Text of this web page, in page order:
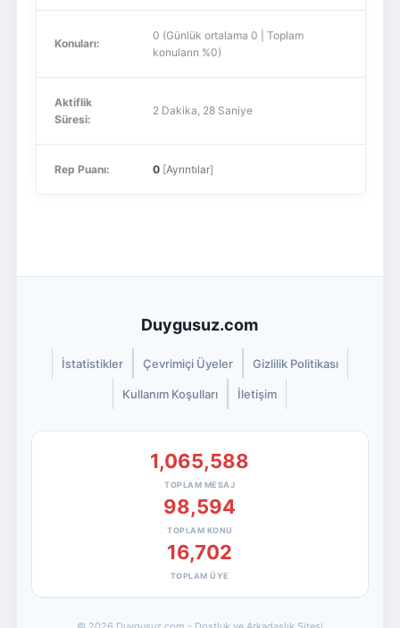
Konuları:
0 (Günlük ortalama 0 | Toplam
konuların %0)
Aktiflik
Süresi:
2 Dakika, 28 Saniye
Rep Puanı: 0[Ayrıntılar]
Duygusuz.com
İstatistikler Çevrimiçi Üyeler Gizlilik Politikası
Kullanım Koşulları İletişim
1,065,588
TOPLAM MESAJ
98,594
TOPLAM KONU
16,702
TOPLAM ÜYE